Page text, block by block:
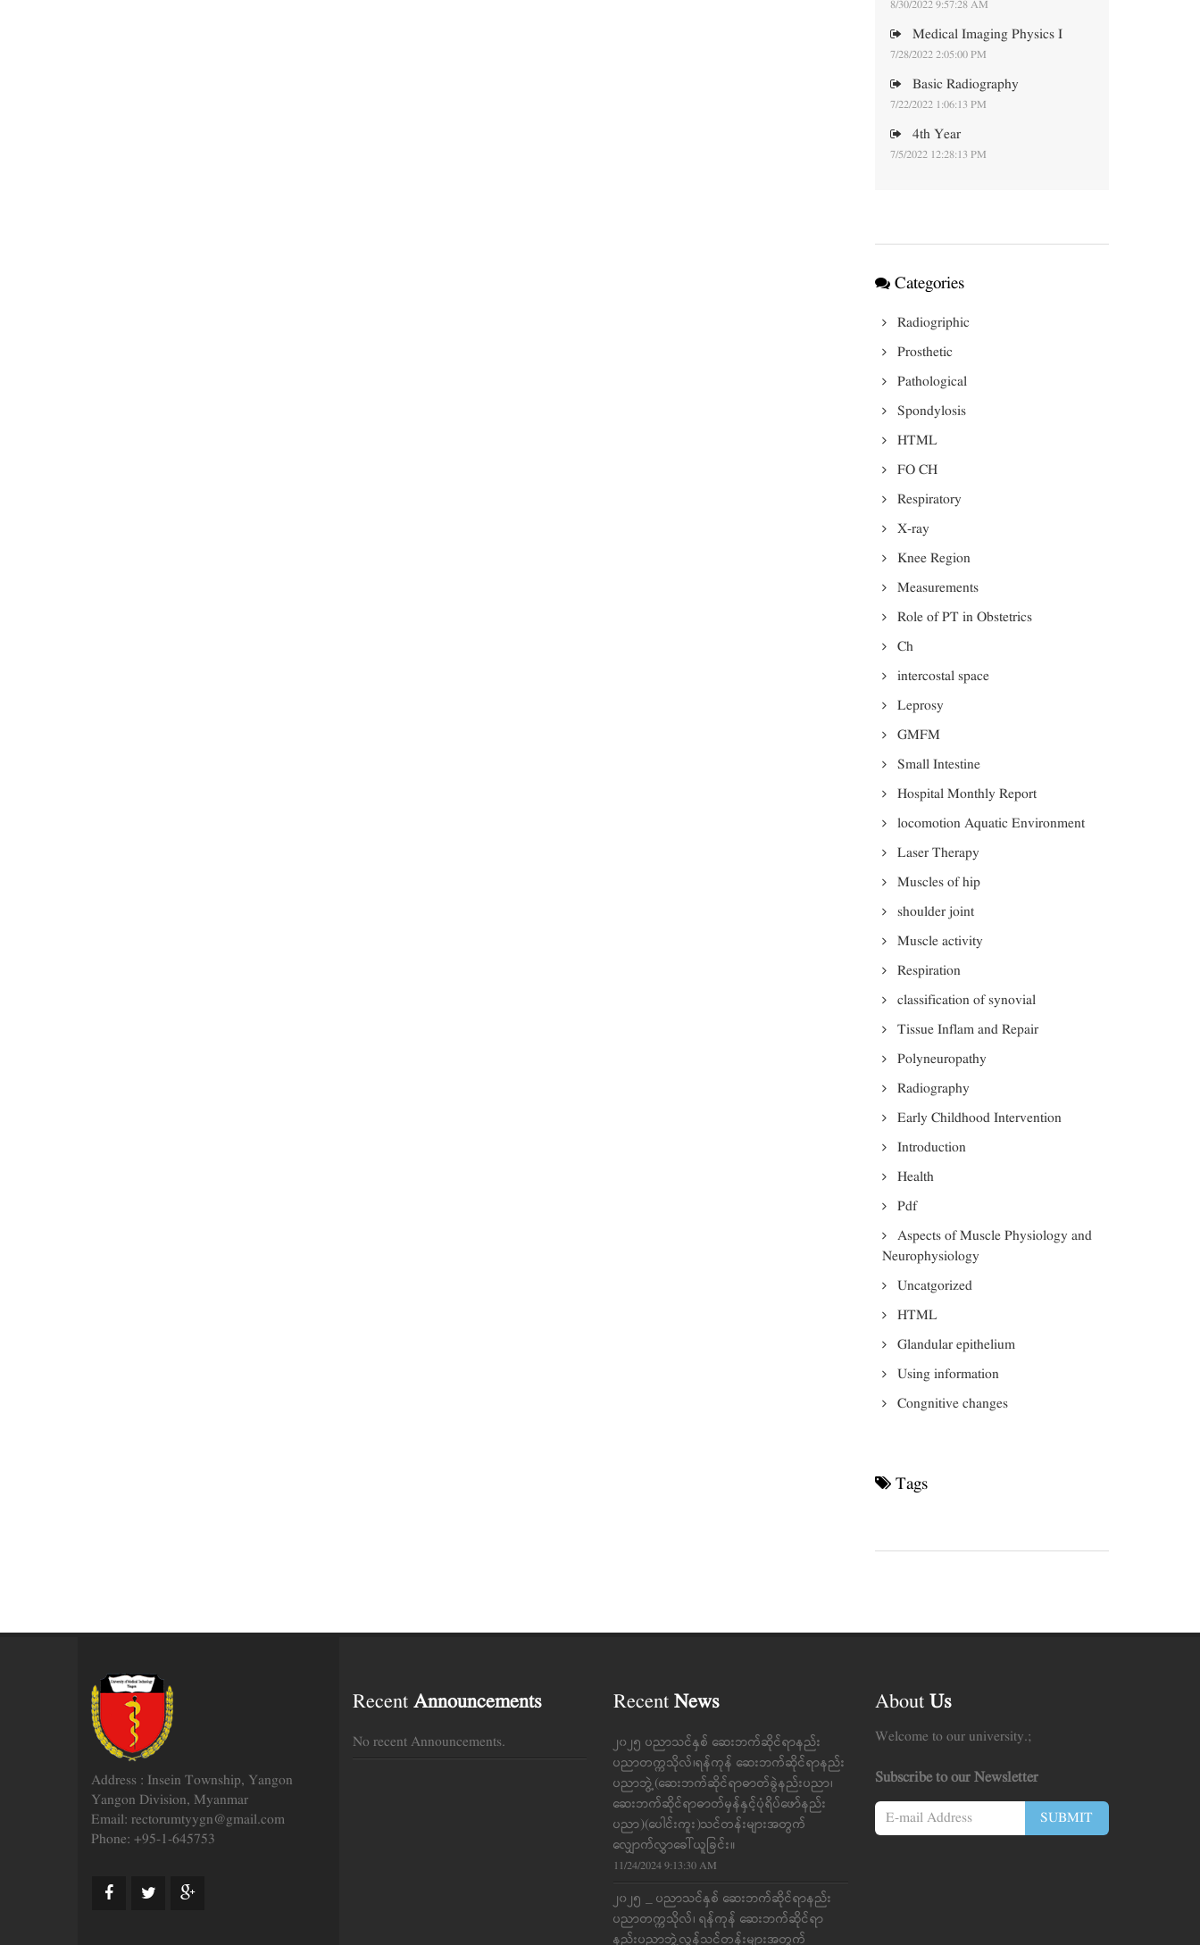
8/30/2022 9:57:28 AM
Medical Imaging Physics I
7/28/2022 2:05:00 PM
Basic Radiography
7/22/2022 1:06:13 PM
4th Year
7/5/2022 12:28:13 PM
Categories
Radiogriphic
Prosthetic
Pathological
Spondylosis
HTML
FO CH
Respiratory
X-ray
Knee Region
Measurements
Role of PT in Obstetrics
Ch
intercostal space
Leprosy
GMFM
Small Intestine
Hospital Monthly Report
locomotion Aquatic Environment
Laser Therapy
Muscles of hip
shoulder joint
Muscle activity
Respiration
classification of synovial
Tissue Inflam and Repair
Polyneuropathy
Radiography
Early Childhood Intervention
Introduction
Health
Pdf
Aspects of Muscle Physiology and
Neurophysiology
Uncatgorized
HTML
Glandular epithelium
Using information
Congnitive changes
Tags
Address : Insein Township, Yangon
Yangon Division, Myanmar
Email: rectorumtyygn@gmail.com
Phone: +95-1-645753
Recent Announcements
No recent Announcements.
Recent News
၂၀၂၅ ပညာသင်နှစ် ဆေးဘက်ဆိုင်ရာနည်း
ပညာတက္ကသိုလ်၊ရန်ကုန် ဆေးဘက်ဆိုင်ရာနည်း
ပညာဘွဲ့(ဆေးဘက်ဆိုင်ရာဓာတ်ခွဲနည်းပညာ၊
ဆေးဘက်ဆိုင်ရာဓာတ်မှန်နှင့်ပုံရိပ်ဖော်နည်း
ပညာ)(ပေါင်းကူး)သင်တန်းများအတွက်
လျှောက်လွှာခေါ်ယူခြင်း။
11/24/2024 9:13:30 AM
၂၀၂၅ _ ပညာသင်နှစ် ဆေးဘက်ဆိုင်ရာနည်း
ပညာတက္ကသိုလ်၊ ရန်ကုန် ဆေးဘက်ဆိုင်ရာ
နည်းပညာဘွဲ့လွန်သင်တန်းများအတွက်
About Us
Welcome to our university.;
Subscribe to our Newsletter
SUBMIT